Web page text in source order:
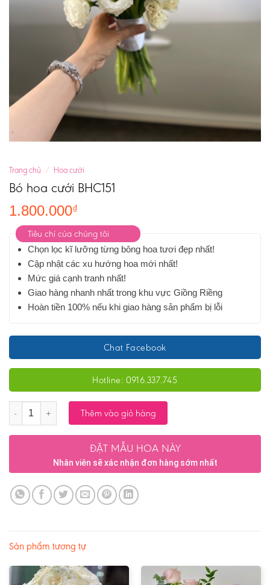
Trang chủ / Hoa cưới
Bó hoa cưới BHC151
1.800.000₫
Tiêu chí của chúng tôi
Chọn lọc kĩ lưỡng từng bông hoa tươi đẹp nhất!
Cập nhật các xu hướng hoa mới nhất!
Mức giá cạnh tranh nhất!
Giao hàng nhanh nhất trong khu vực Giồng Riềng
Hoàn tiền 100% nếu khi giao hàng sản phẩm bị lỗi
Chat Facebook
Hotline: 0916.337.745
Số lượng Thêm vào giỏ hàng
ĐẶT MẪU HOA NÀY
Nhân viên sẽ xác nhận đơn hàng sớm nhất
Sản phẩm tương tự